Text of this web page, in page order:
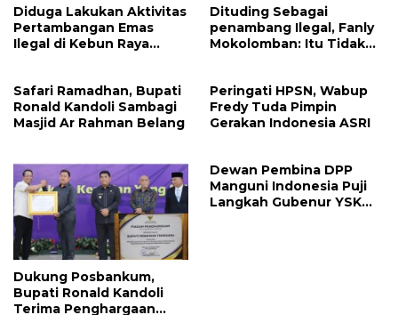
Diduga Lakukan Aktivitas
Pertambangan Emas
Ilegal di Kebun Raya
Sondakh
Dituding Sebagai
penambang Ilegal, Fanly
Mokolomban: Itu Tidak
Safari Ramadhan, Bupati
Ronald Kandoli Sambagi
Masjid Ar Rahman Belang
Peringati HPSN, Wabup
Fredy Tuda Pimpin
Gerakan Indonesia ASRI
Dukung Posbankum,
Bupati Ronald Kandoli
Terima Penghargaan
Dewan Pembina DPP
Manguni Indonesia Puji
Langkah Gubenur YSK